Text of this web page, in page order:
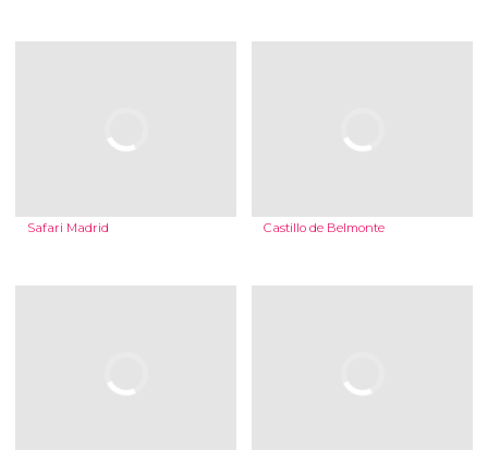
Safari Madrid Castillo de Belmonte